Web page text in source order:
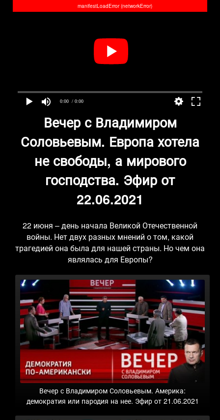
0:00 / 0:00
manifestLoadError (networkError)
Вечер с Владимиром
Соловьевым. Европа хотела
не свободы, а мирового
господства. Эфир от
22.06.2021
22 июня – день начала Великой Отечественной
войны. Нет двух разных мнений о том, какой
трагедией она была для нашей страны. Но чем она
являлась для Европы?
Вечер с Владимиром Соловьевым. Америка:
демократия или пародия на нее. Эфир от 21.06.2021